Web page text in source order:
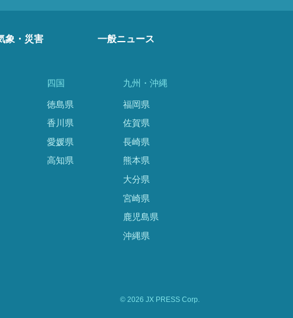
象・災害 一般ニュース
四国
徳島県
香川県
愛媛県
高知県
九州・沖縄
福岡県
佐賀県
長崎県
熊本県
大分県
宮崎県
鹿児島県
沖縄県
© 2026 JX PRESS Corp.